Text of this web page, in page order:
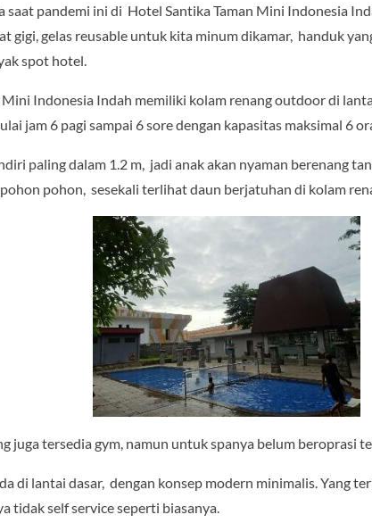
saat pandemi ini di Hotel Santika Taman Mini Indonesia
gigi, gelas reusable untuk kita minum dikamar, handuk
spot hotel.
Mini Indonesia Indah memiliki kolam renang outdoor di
jam 6 pagi sampai 6 sore dengan kapasitas maksimal 6
paling dalam 1.2 m, jadi anak akan nyaman berenang
pohon, sesekali terlihat daun berjatuhan di kolam
juga tersedia gym, namun untuk spanya belum beroprasi
di lantai dasar, dengan konsep modern minimalis. Yang
tidak self service seperti biasanya.